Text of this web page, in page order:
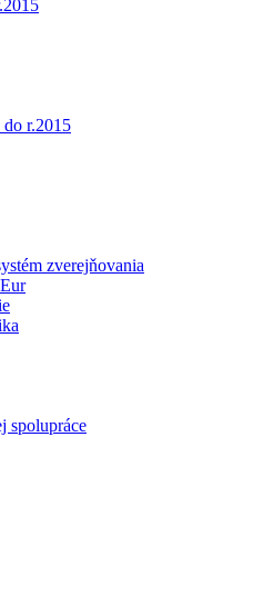
r.2015
zverejňovania
spolupráce